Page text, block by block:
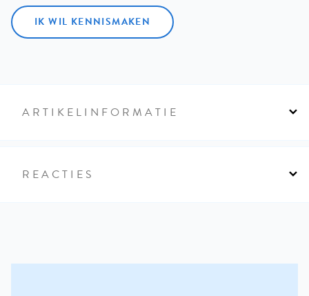
IK WIL KENNISMAKEN
ARTIKELINFORMATIE
REACTIES